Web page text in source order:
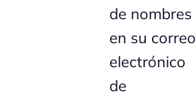
de nombres
en su correo
electrónico
de